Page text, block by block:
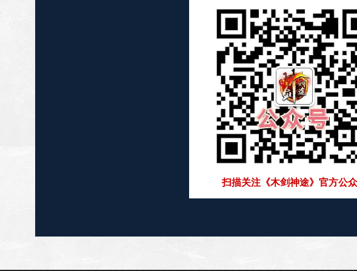
扫描关注《木剑神途》官方公